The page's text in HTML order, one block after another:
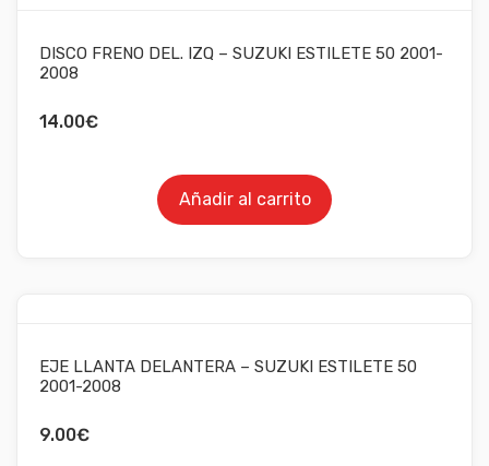
DISCO FRENO DEL. IZQ – SUZUKI ESTILETE 50 2001-
2008
14.00€
Añadir al carrito
EJE LLANTA DELANTERA – SUZUKI ESTILETE 50
2001-2008
9.00€